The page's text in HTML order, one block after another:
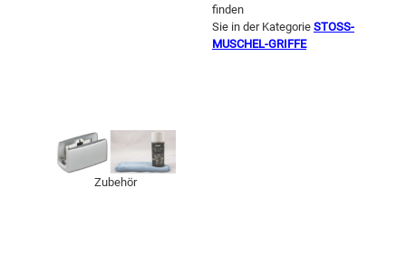
finden
Sie in der Kategorie STOSS-
MUSCHEL-GRIFFE
Zubehör